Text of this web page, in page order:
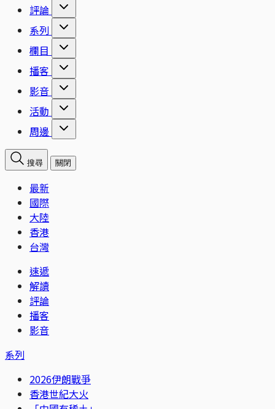
評論
系列
欄目
播客
影音
活動
周邊
搜尋 關閉
最新
國際
大陸
香港
台灣
速遞
解讀
評論
播客
影音
系列
2026伊朗戰爭
香港世紀大火